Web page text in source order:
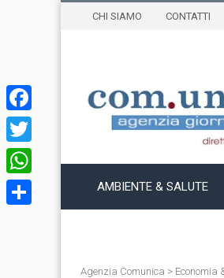
CHI SIAMO CONTATTI
AMBIENTE & SALUTE
Agenzia Comunica > Economia
Facebook
Twitter
WhatsApp